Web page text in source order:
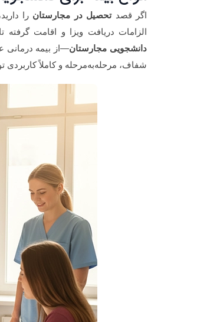
اگر قصدتحصیل در مجارستان را
الزامات دریافت ویزا و اقامت گرفته
دانشجویی مجارستان
شفاف، مرحله‌به‌مرحله و کاملاً کاربردی